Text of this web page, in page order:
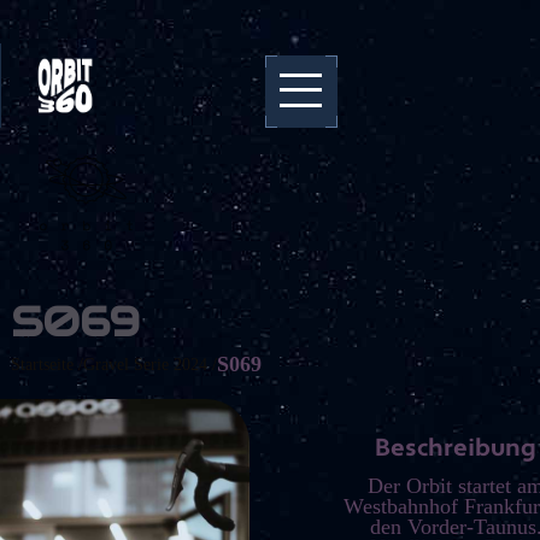
S069
Startseite / Gravel Serie 2024 / S069
Beschreibung
Der Orbit startet
Westbahnhof
den Vorder-